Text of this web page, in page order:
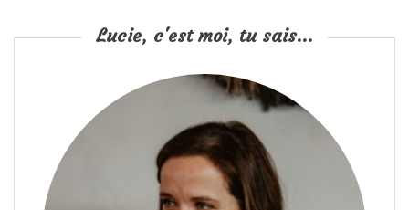
Lucie, c'est moi, tu sais...